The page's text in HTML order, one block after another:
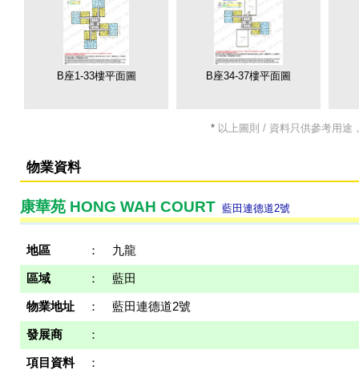
B座1-33樓平面圖 B座34-37樓平面圖
*以上圖則 / 資料只供參考用途
物業資料
康華苑 HONG WAH COURT 藍田連德道2號
地區 ： 九龍
區域 ： 藍田
物業地址 ： 藍田連德道2號
發展商 ：
項目資料 ：